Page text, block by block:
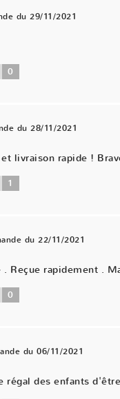
du 29/11/2021
0
du 28/11/2021
livraison rapide !
1
du 22/11/2021
Reçue rapidement .
0
du 06/11/2021
des enfants